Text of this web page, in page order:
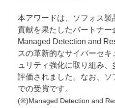
本アワードは、ソフォス
貢献を果たしたパートナー
Managed Detection and
スの革新的なサイバーセ
ュリティ強化に取り組み
評価されました。なお、
での受賞です。
(※)Managed Detection and